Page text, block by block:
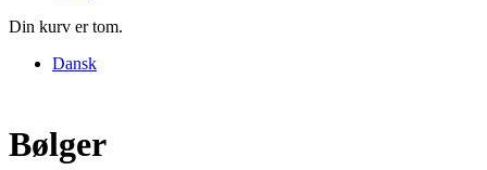
Din kurv er tom.
Dansk
Bølger